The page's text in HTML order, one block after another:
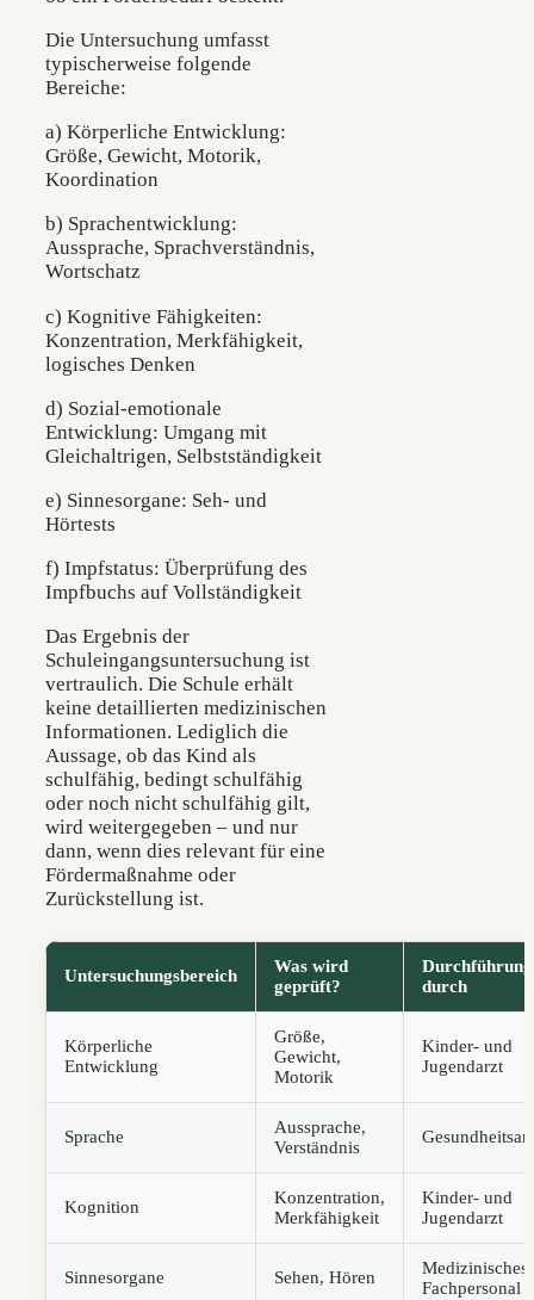
Die Untersuchung umfasst
typischerweise folgende
Bereiche:
a) Körperliche Entwicklung:
Größe, Gewicht, Motorik,
Koordination
b) Sprachentwicklung:
Aussprache, Sprachverständnis,
Wortschatz
c) Kognitive Fähigkeiten:
Konzentration, Merkfähigkeit,
logisches Denken
d) Sozial-emotionale
Entwicklung: Umgang mit
Gleichaltrigen, Selbstständigkeit
e) Sinnesorgane: Seh- und
Hörtests
f) Impfstatus: Überprüfung des
Impfbuchs auf Vollständigkeit
Das Ergebnis der
Schuleingangsuntersuchung ist
vertraulich. Die Schule erhält
keine detaillierten medizinischen
Informationen. Lediglich die
Aussage, ob das Kind als
schulfähig, bedingt schulfähig
oder noch nicht schulfähig gilt,
wird weitergegeben – und nur
dann, wenn dies relevant für eine
Fördermaßnahme oder
Zurückstellung ist.
Untersuchungsbereich
Was wird
geprüft?
Durchführung
durch
Körperliche
Entwicklung
Größe,
Gewicht,
Motorik
Kinder- und
Jugendarzt
Sprache
Aussprache,
Verständnis
Kognition
Konzentration,
Merkfähigkeit
Kinder- und
Jugendarzt
Sinnesorgane Sehen, Hören
Medizinisches
Fachpersonal